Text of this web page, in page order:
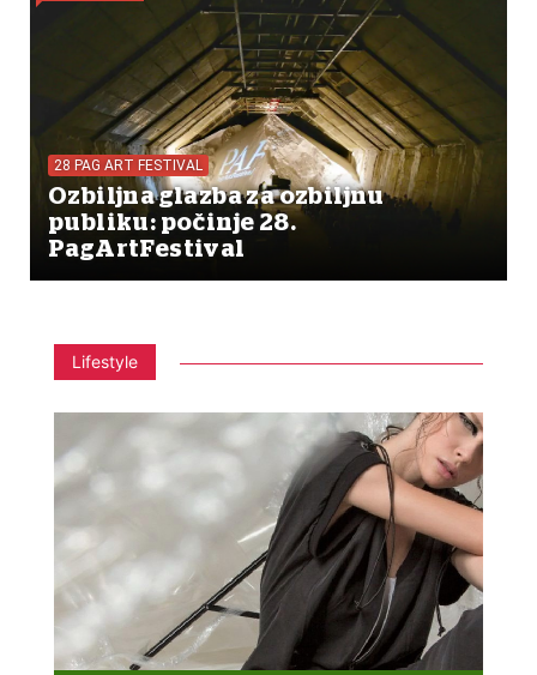
28 PAG ART FESTIVAL
Ozbiljna glazba za ozbiljnu
publiku: počinje 28.
PagArtFestival
Lifestyle